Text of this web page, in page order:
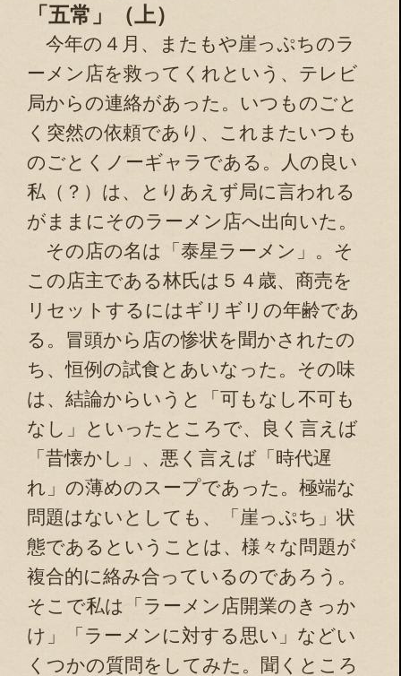
「五常」（上）
今年の４月、またもや崖っぷちのラ
ーメン店を救ってくれという、テレビ
局からの連絡があった。いつものごと
く突然の依頼であり、これまたいつも
のごとくノーギャラである。人の良い
私（？）は、とりあえず局に言われる
がままにそのラーメン店へ出向いた。
その店の名は「泰星ラーメン」。そ
この店主である林氏は５４歳、商売を
リセットするにはギリギリの年齢であ
る。冒頭から店の惨状を聞かされたの
ち、恒例の試食とあいなった。その味
は、結論からいうと「可もなし不可も
なし」といったところで、良く言えば
「昔懐かし」、悪く言えば「時代遅
れ」の薄めのスープであった。極端な
問題はないとしても、「崖っぷち」状
態であるということは、様々な問題が
複合的に絡み合っているのであろう。
そこで私は「ラーメン店開業のきっか
け」「ラーメンに対する思い」などい
くつかの質問をしてみた。聞くところ